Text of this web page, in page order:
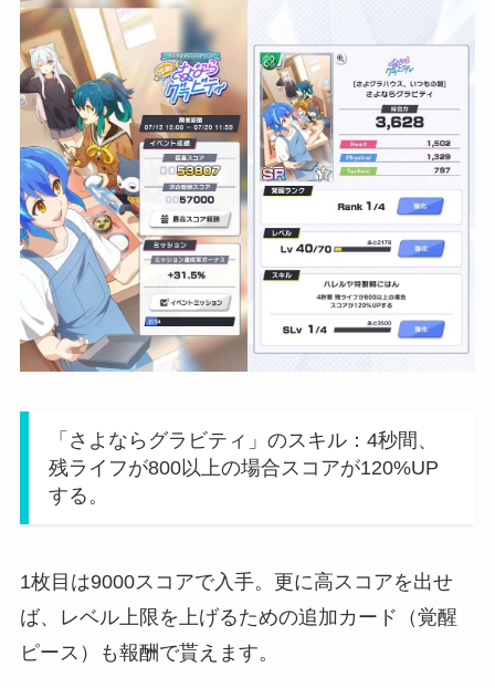
「さよならグラビティ」のスキル：4秒間、
残ライフが800以上の場合スコアが120%UP
する。
1枚目は9000スコアで入手。更に高スコアを出せ
ば、レベル上限を上げるための追加カード（覚醒
ピース）も報酬で貰えます。